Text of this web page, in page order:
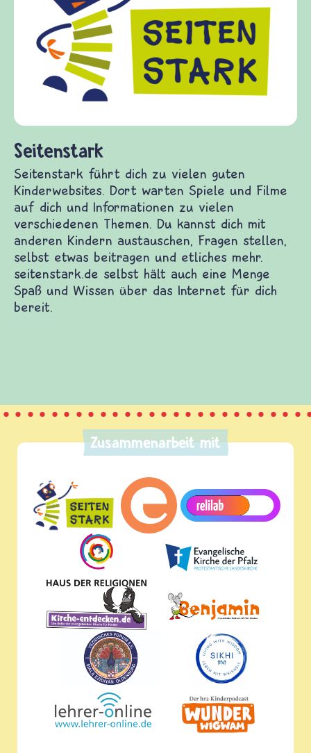
zu vielen guten Kinderwebsites. Dort warten
dich und Informationen zu vielen
Du kannst dich mit anderen Kindern
stellen, selbst etwas beitragen und etliches
frieden-fragen.de ist
Kinder, Eltern und
Fragen von Krieg und
Gewalt informiert und
diesem
fragen.de bietet
und Frieden, Streit
Zusammenarbeit mit